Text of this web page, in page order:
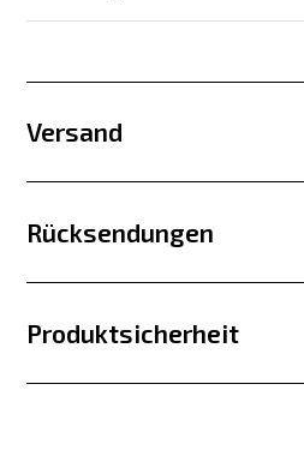
Versand
Rücksendungen
Produktsicherheit